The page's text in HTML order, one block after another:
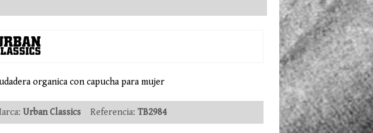
organica con capucha para mujer
Urban Classics Referencia: TB2984